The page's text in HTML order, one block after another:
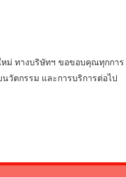
ม่ ทางบริษัทฯ ขอขอบคุณทุกการ
วัตกรรม และการบริการต่อไป